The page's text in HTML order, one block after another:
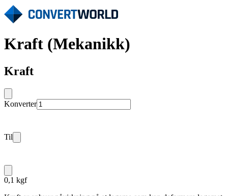
Kraft (Mekanikk)
Kraft
Konverter
Til
0,1 kgf